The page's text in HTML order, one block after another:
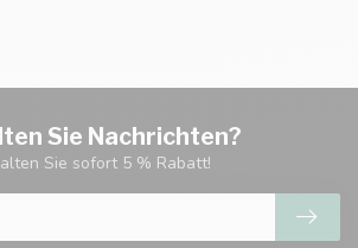
Sie Nachrichten?
Sie sofort 5 % Rabatt!